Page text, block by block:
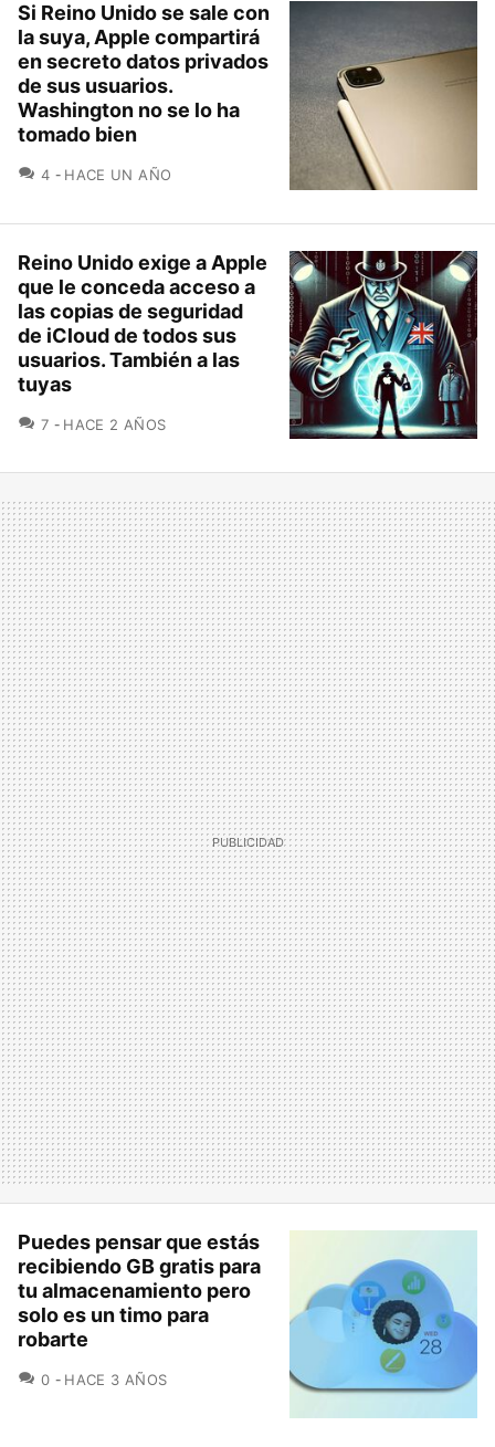
Si Reino Unido se sale con
la suya, Apple compartirá
en secreto datos privados
de sus usuarios.
Washington no se lo ha
tomado bien
4 COMENTARIOS
HACE UN AÑO
Reino Unido exige a Apple
que le conceda acceso a
las copias de seguridad
de iCloud de todos sus
usuarios. También a las
tuyas
7 COMENTARIOS
HACE 2 AÑOS
Puedes pensar que estás
recibiendo GB gratis para
tu almacenamiento pero
solo es un timo para
robarte
0 COMENTARIOS
HACE 3 AÑOS